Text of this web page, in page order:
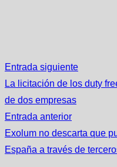
Entrada siguiente
La licitación de los duty
de dos empresas
Entrada anterior
Exolum no descarta que
España a través de